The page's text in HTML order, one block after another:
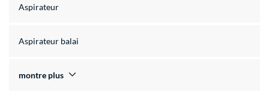
Aspirateur
Aspirateur balai
montre plus